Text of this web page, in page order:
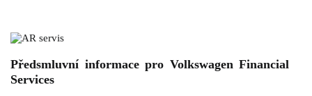
Předsmluvní informace pro Volkswagen Financial
Services